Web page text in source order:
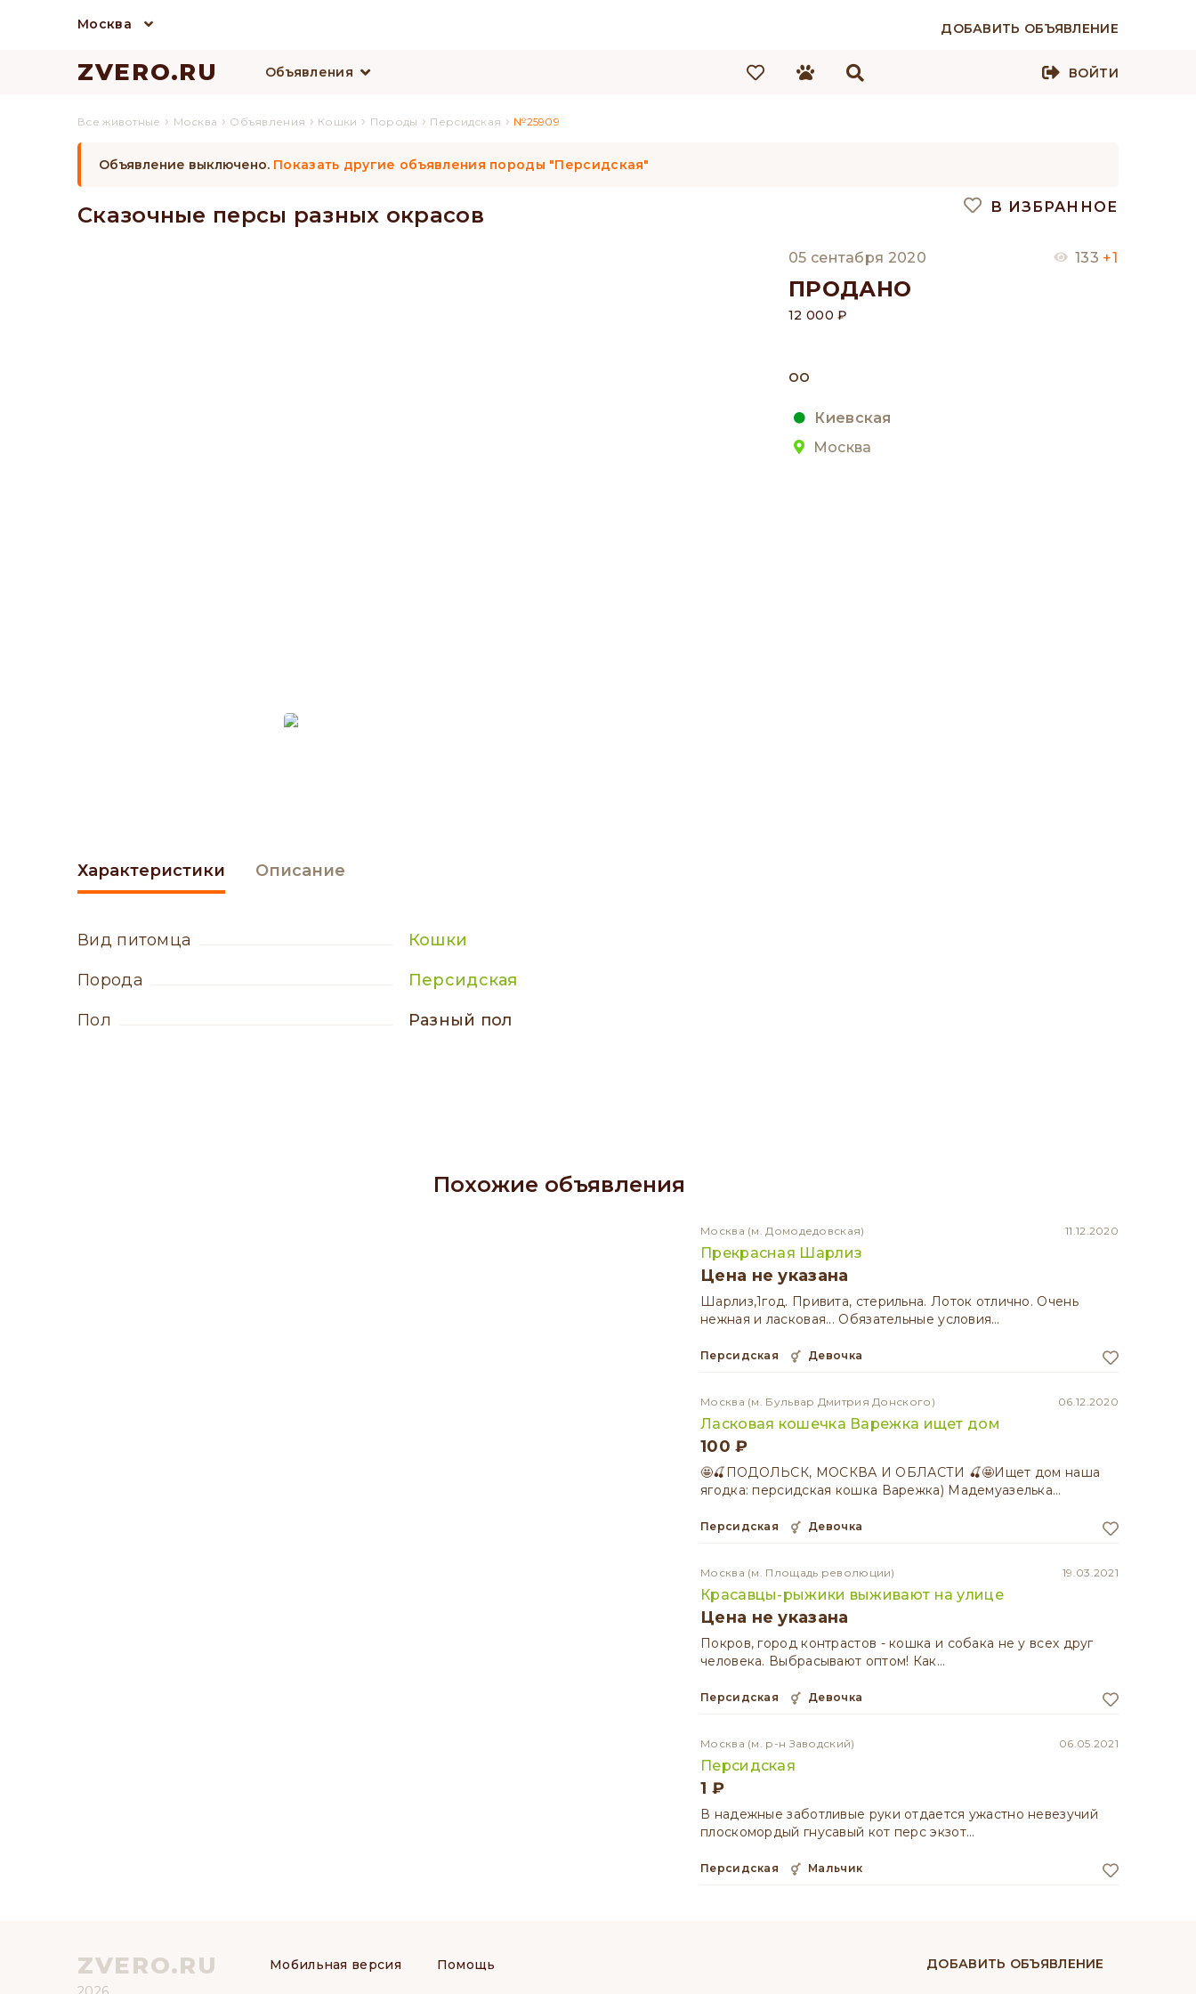
Москва ДОБАВИТЬ ОБЪЯВЛЕНИЕ
ZVERO.RU Объявления ВОЙТИ
Все животные › Москва › Объявления › Кошки › Породы › Персидская › №25909
Объявление выключено. Показать другие объявления породы "Персидская"
Сказочные персы разных окрасов
Характеристики
вид питомца Кошки
порода Персидская
пол разный пол
Описание
В ИЗБРАННОЕ
05 сентабря 2020 133 +1
ПРОДАНО
12 000 ₽
оо
Киевская
Москва
Похожие объявления
Москва (м. Домодедовская) 11.12.2020
Прекрасная Шарлиз
Цена не указана
Шарлиз,1год. Привита, стерильна. Лоток отлично. Очень
нежная и ласковая... Обязательные условия…
Персидская девочка
Москва (м. Бульвар Дмитрия Донского) 06.12.2020
Ласковая кошечка Варежка ищет дом
100 ₽
🤩🍒ПОДОЛЬСК, МОСКВА И ОБЛАСТИ 🍒🤩Ищет дом наша
ягодка: персидская кошка Варежка) Мадемуазелька…
Персидская девочка
Москва (м. Площадь революции) 19.03.2021
Красавцы-рыжики выживают на улице
Цена не указана
Покров, город контрастов - кошка и собака не у всех друг
человека. Выбрасывают оптом! Как…
Персидская девочка
Москва (м. р-н Заводский) 06.05.2021
Персидская
1 ₽
В надежные заботливые руки отдается ужастно невезучий
плоскомордый гнусавый кот перс экзот…
Персидская мальчик
ZVERO.RU Мобильная версия Помощь ДОБАВИТЬ ОБЪЯВЛЕНИЕ